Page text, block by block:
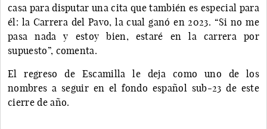
casa para disputar una cita que también es especial para
él: la Carrera del Pavo, la cual ganó en 2023. “Si no me
pasa nada y estoy bien, estaré en la carrera por
supuesto”, comenta.
El regreso de Escamilla le deja como uno de los
nombres a seguir en el fondo español sub-23 de este
cierre de año.